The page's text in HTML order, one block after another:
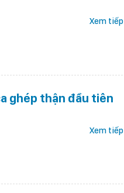
Xem tiếp
ghép thận đầu tiên
Xem tiếp